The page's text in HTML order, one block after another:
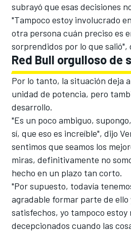
subrayó que esas decisiones
"Tampoco estoy involucrado
otra persona cuán preciso es
sorprendidos por lo que
Red Bull orgulloso de
Por lo tanto, la situación deja
unidad de potencia, pero
desarrollo.
"Es un poco ambiguo,
sí, que eso es increíble", dijo
sentimos que seamos los
miras, definitivamente no
hecho en un plazo tan corto.
"Por supuesto, todavía
agradable formar parte de
satisfechos, yo tampoco
decepcionados cuando las